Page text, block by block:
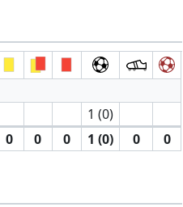
1 (0)
0 0 0 1 (0) 0 0